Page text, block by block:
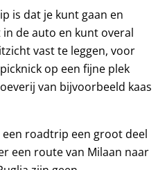
is dat je kunt gaan en
in de auto en kunt overal
vast te leggen, voor
op een fijne plek
van bijvoorbeeld kaas
roadtrip een groot deel
een route van Milaan naar